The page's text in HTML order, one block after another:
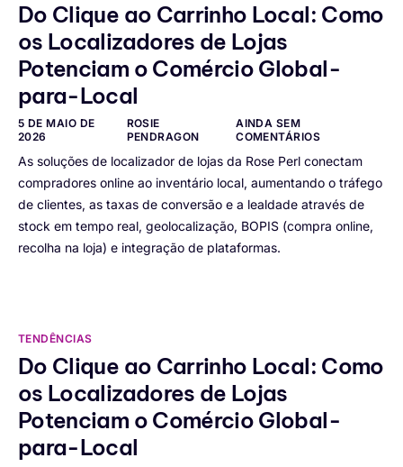
Do Clique ao Carrinho Local: Como
os Localizadores de Lojas
Potenciam o Comércio Global-
para-Local
5 DE MAIO DE
2026
ROSIE
PENDRAGON
AINDA SEM
COMENTÁRIOS
As soluções de localizador de lojas da Rose Perl conectam
compradores online ao inventário local, aumentando o tráfego
de clientes, as taxas de conversão e a lealdade através de
stock em tempo real, geolocalização, BOPIS (compra online,
recolha na loja) e integração de plataformas.
TENDÊNCIAS
Do Clique ao Carrinho Local: Como
os Localizadores de Lojas
Potenciam o Comércio Global-
para-Local